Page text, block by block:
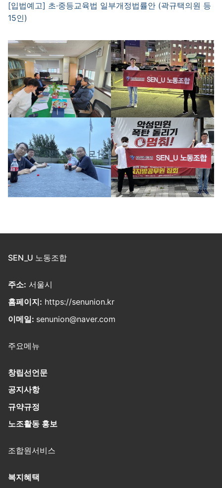
[입법예고] 초·중등교육법 일부개정법률안 (곽규택의원 등
15인)
SEN_U 노동조합
주소: 서울시
홈페이지: https://senunion.kr
이메일: senunion@naver.com
주요메뉴
창립선언문
공지사항
규약규정
노조활동 홍보
조합원서비스
복지혜택